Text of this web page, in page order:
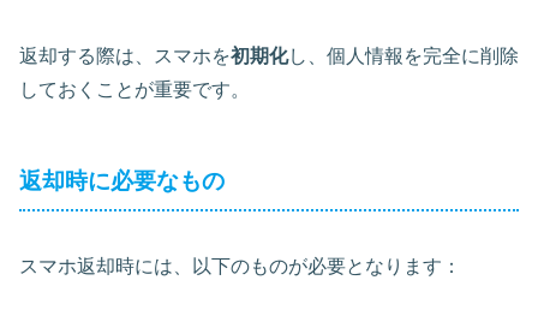
返却する際は、スマホを初期化し、個人情報を完全に削除
しておくことが重要です。
返却時に必要なもの
スマホ返却時には、以下のものが必要となります：